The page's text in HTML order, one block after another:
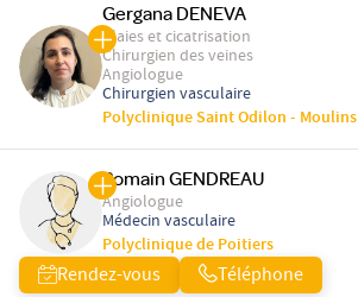
Gergana DENEVA
Plaies et cicatrisation
Chirurgien des veines
Angiologue
Chirurgien vasculaire
Polyclinique Saint Odilon - Moulins
Romain GENDREAU
Angiologue
Médecin vasculaire
Polyclinique de Poitiers
Rendez-vous Téléphone